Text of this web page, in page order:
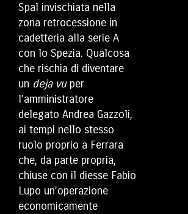
Spal invischiata nella
zona retrocessione in
cadetteria alla serie A
con lo Spezia. Qualcosa
che rischia di diventare
un deja vuper
l’amministratore
delegato Andrea Gazzoli,
ai tempi nello stesso
ruolo proprio a Ferrara
che, da parte propria,
chiuse con il diesse Fabio
Lupo un’operazione
economicamente